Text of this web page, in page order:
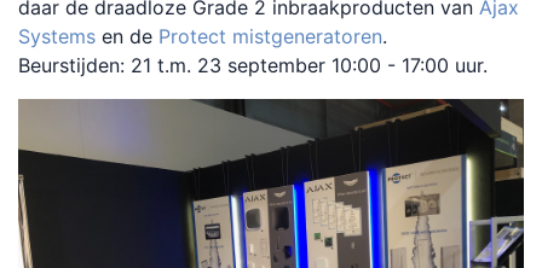
daar de draadloze Grade 2 inbraakproducten van Ajax
Systems en de Protect mistgeneratoren.
Beurstijden: 21 t.m. 23 september 10:00 - 17:00 uur.